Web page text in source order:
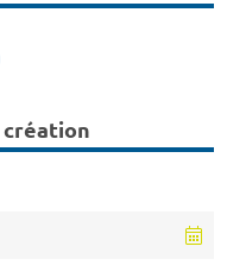
création